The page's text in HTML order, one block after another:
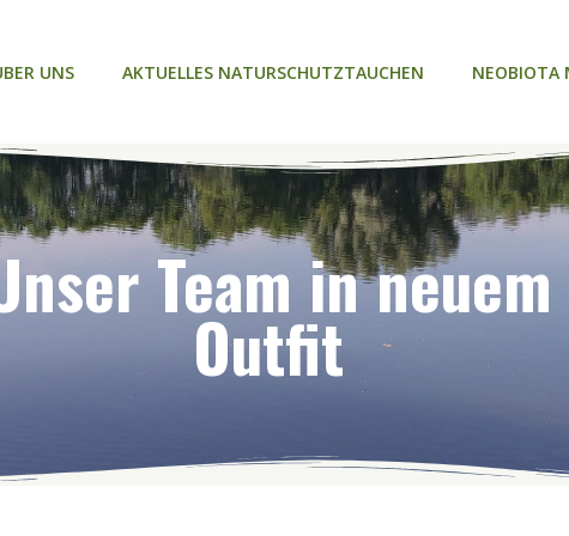
UNS AKTUELLES NATURSCHUTZTAUCHEN NEOBIOTA
Team in neuem
Outfit